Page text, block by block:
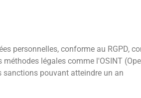
personnelles, conforme au RGPD,
légales comme l'OSINT
sanctions pouvant atteindre un an